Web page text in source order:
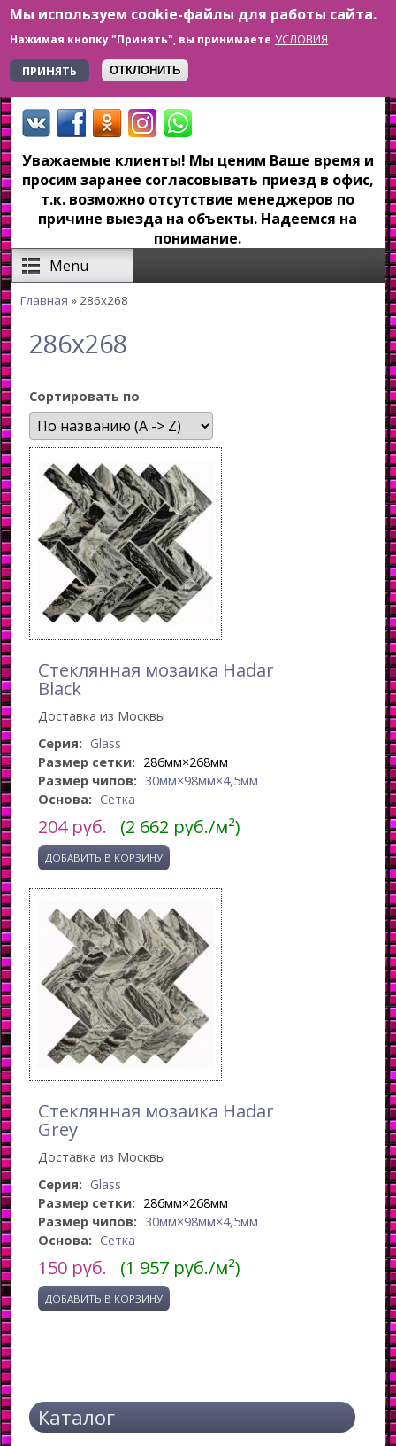
Мы используем cookie-файлы для работы сайта.
Нажимая кнопку "Принять", вы принимаете УСЛОВИЯ
ПРИНЯТЬ
ОТКЛОНИТЬ
Перейти к основному содержанию
+7 923 179-6-279
Уважаемые клиенты! Мы ценим Ваше время и
просим заранее согласовывать приезд в офис,
т.к. возможно отсутствие менеджеров по
причине выезда на объекты. Надеемся на
понимание.
Menu
Главная » 286x268
286x268
Сортировать по
Стеклянная мозаика Hadar
Black
Доставка из Москвы
Серия: Glass
Размер сетки: 286мм×268мм
Размер чипов: 30мм×98мм×4,5мм
Основа: Сетка
204руб. (2 662 руб./м²)
Стеклянная мозаика Hadar
Grey
Доставка из Москвы
Серия: Glass
Размер сетки: 286мм×268мм
Размер чипов: 30мм×98мм×4,5мм
Основа: Сетка
150 руб. (1 957 руб./м²)
Каталог